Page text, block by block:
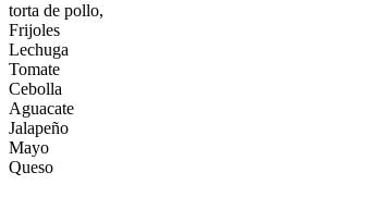
torta de pollo,
Frijoles
Lechuga
Tomate
Cebolla
Aguacate
Jalapeño
Mayo
Queso